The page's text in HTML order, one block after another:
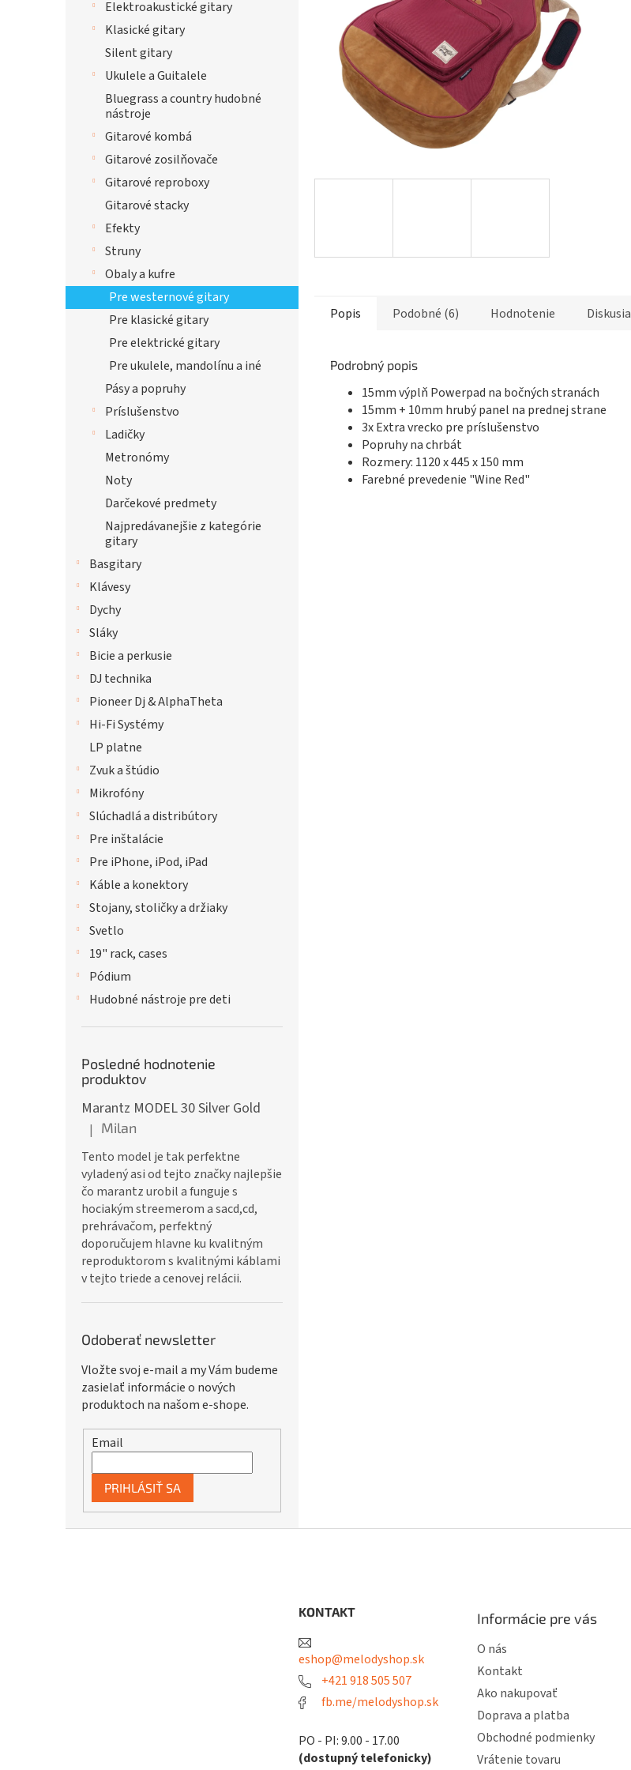
Elektroakustické gitary
Klasické gitary
Silent gitary
Ukulele a Guitalele
Bluegrass a country hudobné
nástroje
Gitarové kombá
Gitarové zosilňovače
Gitarové reproboxy
Gitarové stacky
Efekty
Struny
Obaly a kufre
Pre westernové gitary
Pre klasické gitary
Pre elektrické gitary
Pre ukulele, mandolínu a iné
Pásy a popruhy
Príslušenstvo
Ladičky
Metronómy
Noty
Darčekové predmety
Najpredávanejšie z kategórie
gitary
Basgitary
Klávesy
Dychy
Sláky
Bicie a perkusie
DJ technika
Pioneer Dj & AlphaTheta
Hi-Fi Systémy
LP platne
Zvuk a štúdio
Mikrofóny
Slúchadlá a distribútory
Pre inštalácie
Pre iPhone, iPod, iPad
Káble a konektory
Stojany, stoličky a držiaky
Svetlo
19" rack, cases
Pódium
Hudobné nástroje pre deti
Posledné hodnotenie
produktov
Marantz MODEL 30 Silver Gold
Hodnotenie produktu je 5 z 5 hviezdičiek.
| Milan
Tento model je tak perfektne
vyladený asi od tejto značky najlepšie
čo marantz urobil a funguje s
hociakým streemerom a sacd,cd,
prehrávačom, perfektný
doporučujem hlavne ku kvalitným
reproduktorom s kvalitnými káblami
v tejto triede a cenovej relácii.
Odoberať newsletter
Vložte svoj e-mail a my Vám budeme
zasielať informácie o nových
produktoch na našom e-shope.
Email
PRIHLÁSIŤ SA
hviezdičiek.
Popis Podobné (6) Hodnotenie Diskusia
Podrobný popis
15mm výplň Powerpad na bočných stranách
15mm + 10mm hrubý panel na prednej strane
3x Extra vrecko pre príslušenstvo
Popruhy na chrbát
Rozmery: 1120 x 445 x 150 mm
Farebné prevedenie "Wine Red"
KONTAKT
eshop@melodyshop.sk
+421 918 505 507
fb.me/melodyshop.sk
PO - PI: 9.00 - 17.00
(dostupný telefonicky)
Informácie pre vás
O nás
Kontakt
Ako nakupovať
Doprava a platba
Obchodné podmienky
Vrátenie tovaru